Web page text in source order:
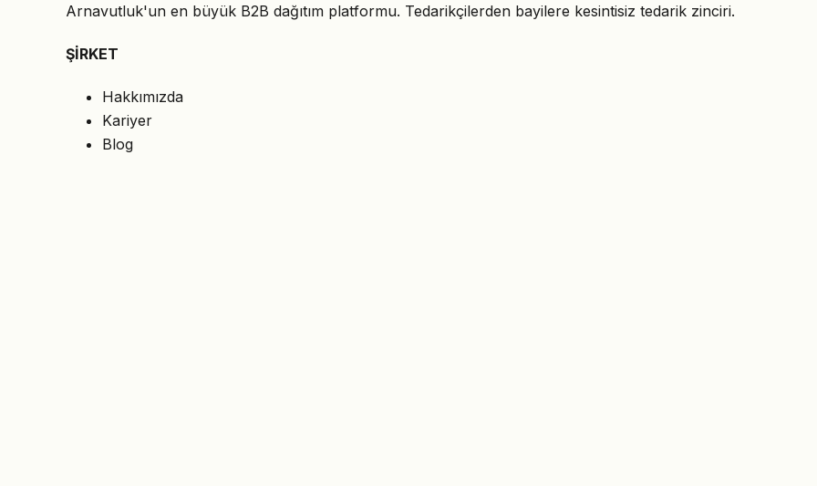
Arnavutluk'un en büyük B2B dağıtım platformu. Tedarikçilerden bayilere kesintisiz tedarik zinciri.
ŞİRKET
Hakkımızda
Kariyer
Blog